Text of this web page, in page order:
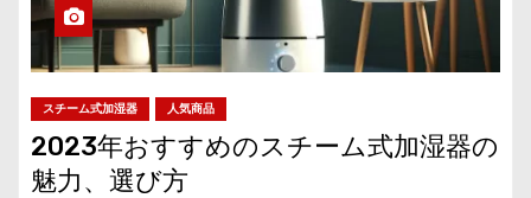
スチーム式加湿器 人気商品
2023年おすすめのスチーム式加湿器の
魅力、選び方